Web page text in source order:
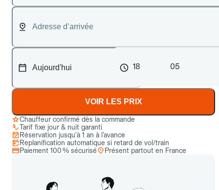
18 05
VOIR LES PRIX
Chauffeur confirmé dès la commande
Tarif fixe jour & nuit garanti
Réservation jusqu’à 1 an à l’avance
Replanification automatique si retard de vol/train
Paiement 100 % sécurisé
Présent partout en France